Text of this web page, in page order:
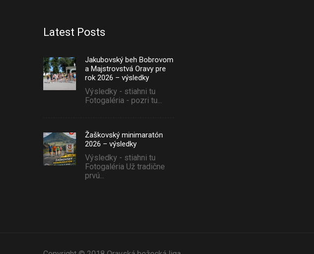
Latest Posts
Jakubovský beh Bobrovom
a Majstrovstvá Oravy pre
rok 2026 – výsledky
Výsledky - stiahni tu
Fotogaléria - pozri tu...
Žaškovský minimaratón
2026 – výsledky
Výsledky - stiahni tu
Fotogaléria Už tradične
prvú...